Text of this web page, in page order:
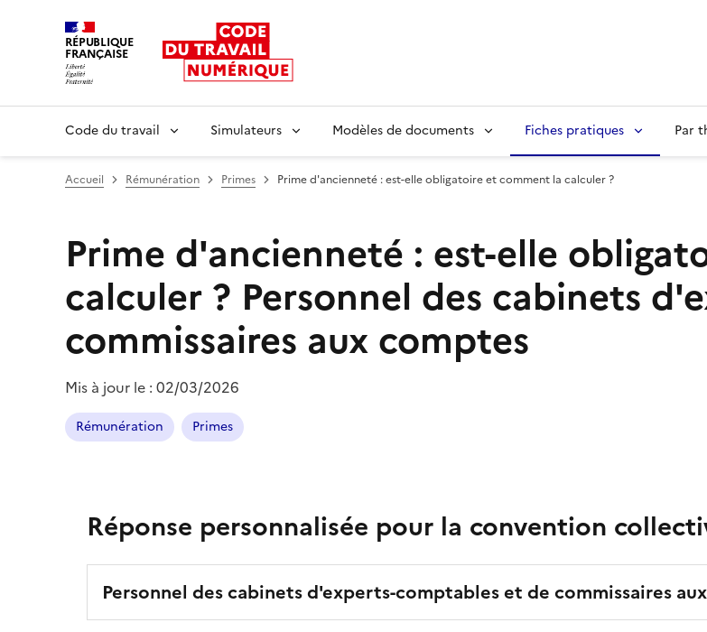
RÉPUBLIQUE
FRANÇAISE
Code du travail Simulateurs Modèles de documents Fiches pratiques Par
Accueil Rémunération Primes Prime d'ancienneté : est-elle obligatoire et comment la calculer ?
Prime d'ancienneté : est-elle
calculer ? Personnel des cabinets
commissaires aux comptes
Mis à jour le : 02/03/2026
Rémunération Primes
Réponse personnalisée pour la convention
Personnel des cabinets d'experts-comptables et de commissaires